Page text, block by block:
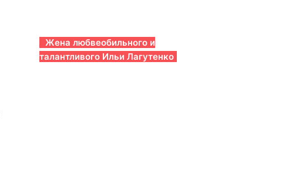
Жена любвеобильного и
талантливого Ильи Лагутенко